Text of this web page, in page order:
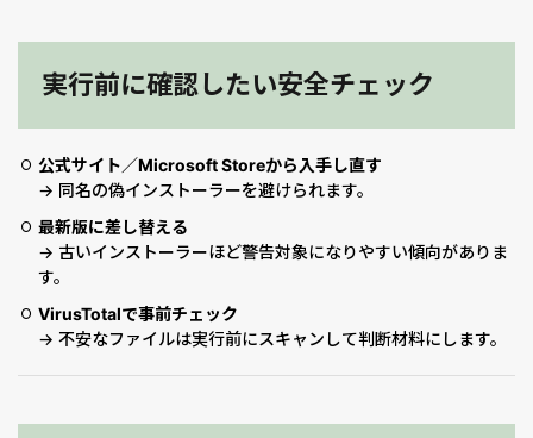
実行前に確認したい安全チェック
公式サイト／Microsoft Storeから入手し直す
→ 同名の偽インストーラーを避けられます。
最新版に差し替える
→ 古いインストーラーほど警告対象になりやすい傾向がありま
す。
VirusTotalで事前チェック
→ 不安なファイルは実行前にスキャンして判断材料にします。